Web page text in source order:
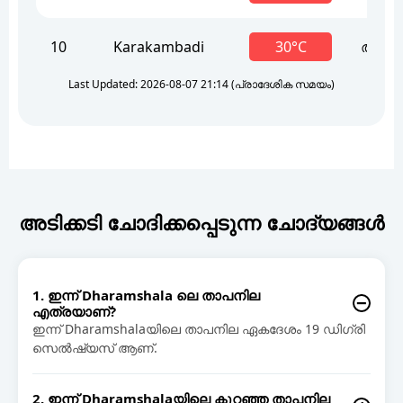
10 Karakambadi 30°C
Last Updated: 2026-08-07 21:14 (പ്രാദേശിക സമയം)
അടിക്കടി ചോദിക്കപ്പെടുന്ന ചോദ്യങ്ങൾ
1. ഇന്ന് Dharamshala ലെ താപനില
എത്രയാണ്?
ഇന്ന് Dharamshalaയിലെ താപനില ഏകദേശം 19 ഡിഗ്രി
സെൽഷ്യസ് ആണ്.
2. ഇന്ന് Dharamshalaയിലെ കുറഞ്ഞ താപനില